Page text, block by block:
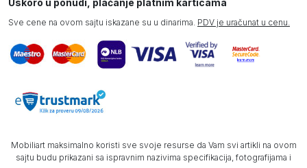
Uskoro u ponudi, plaćanje platnim karticama
Sve cene na ovom sajtu iskazane su u dinarima. PDV je uračunat u cenu.
Mobiliart maksimalno koristi sve svoje resurse da Vam svi artikli na ovom
sajtu budu prikazani sa ispravnim nazivima specifikacija, fotografijama i